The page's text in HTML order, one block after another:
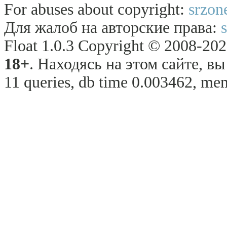
For abuses about copyright:
Для жалоб на авторские права:
Float 1.0.3 Copyright © 2008-
18+. Находясь на этом сайте,
11 queries, db time 0.003462,